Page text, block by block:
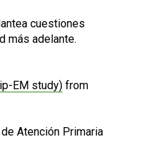
cuestiones
más adelante.
EM study) from
Atención Primaria